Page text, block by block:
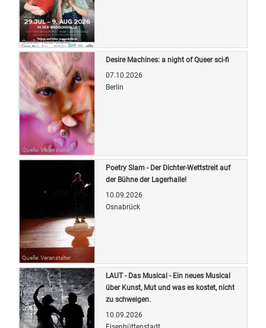
Quelle: Veranstalter
Quelle: Veranstalter
Desire Machines: a night of Queer sci-fi
07.10.2026
Berlin
Quelle: Veranstalter
Poetry Slam - Der Dichter-Wettstreit auf
der Bühne der Lagerhalle!
10.09.2026
Osnabrück
LAUT - Das Musical - Ein neues Musical
über Kunst, Mut und was es kostet, nicht
zu schweigen.
10.09.2026